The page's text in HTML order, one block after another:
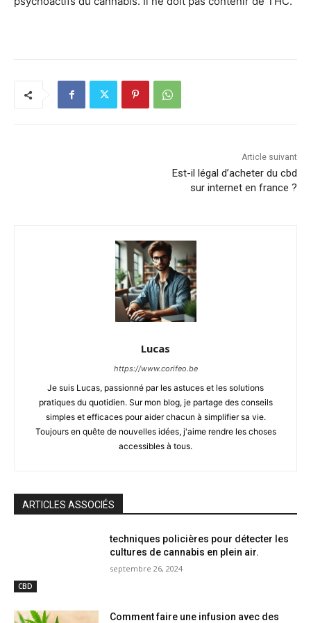
Article suivant
Est-il légal d’acheter du cbd
sur internet en france ?
Lucas
https://www.corifeo.be
Je suis Lucas, passionné par les astuces et les solutions
pratiques du quotidien. Sur mon blog, je partage des conseils
simples et efficaces pour aider chacun à simplifier sa vie.
Toujours en quête de nouvelles idées, j'aime rendre les choses
accessibles à tous.
ARTICLES ASSOCIÉS
CBD
techniques policières pour détecter les
cultures de cannabis en plein air.
septembre 26, 2024
Comment faire une infusion avec des